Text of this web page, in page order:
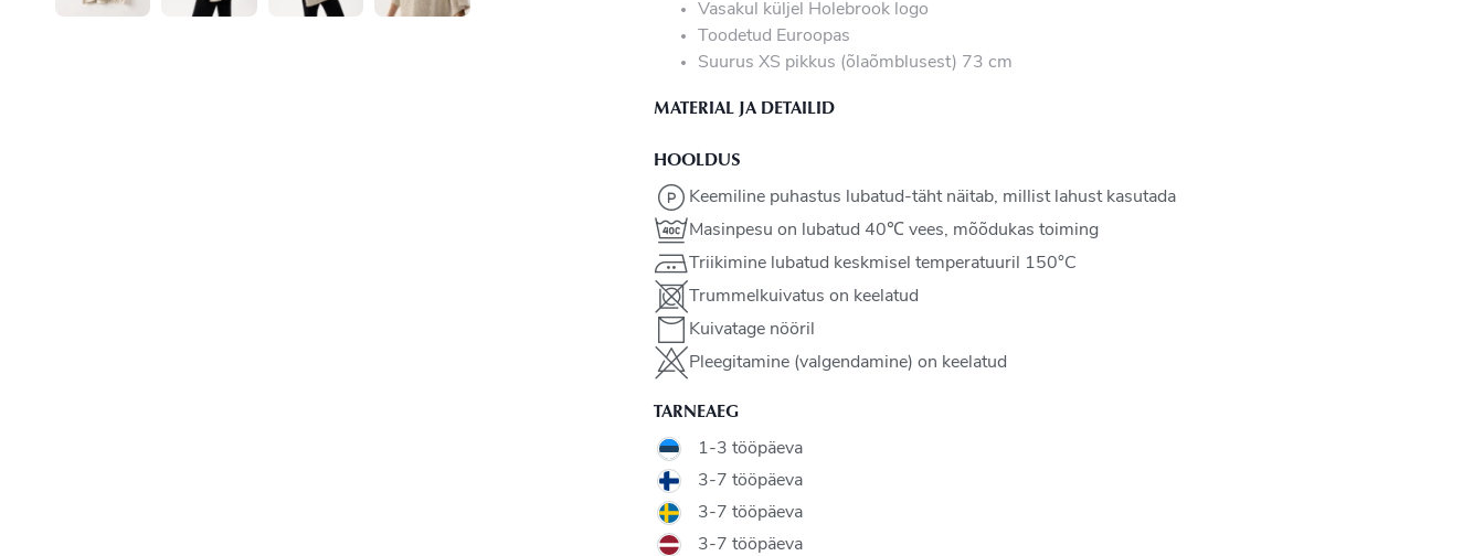
Vasakul küljel Holebrook logo
Toodetud Euroopas
Suurus XS pikkus (õlaõmblusest) 73 cm
MATERIAL JA DETAILID
HOOLDUS
Keemiline puhastus lubatud-täht näitab, millist lahust kasutada
Masinpesu on lubatud 40℃ vees, mõõdukas toiming
Triikimine lubatud keskmisel temperatuuril 150°C
Trummelkuivatus on keelatud
Kuivatage nööril
Pleegitamine (valgendamine) on keelatud
TARNEAEG
1-3 tööpäeva
3-7 tööpäeva
3-7 tööpäeva
3-7 tööpäeva